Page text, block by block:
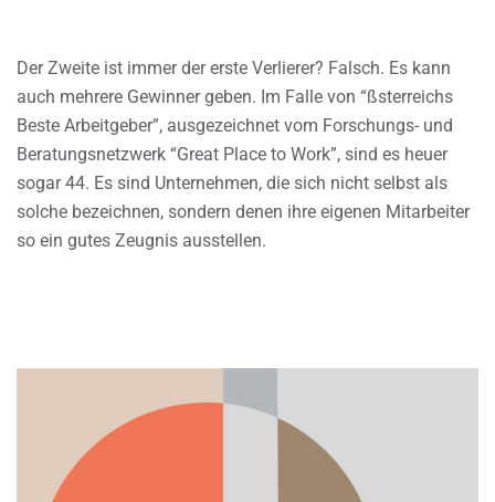
Der Zweite ist immer der erste Verlierer? Falsch. Es kann
auch mehrere Gewinner geben. Im Falle von “ßsterreichs
Beste Arbeitgeber”, ausgezeichnet vom Forschungs- und
Beratungsnetzwerk “Great Place to Work”, sind es heuer
sogar 44. Es sind Unternehmen, die sich nicht selbst als
solche bezeichnen, sondern denen ihre eigenen Mitarbeiter
so ein gutes Zeugnis ausstellen.